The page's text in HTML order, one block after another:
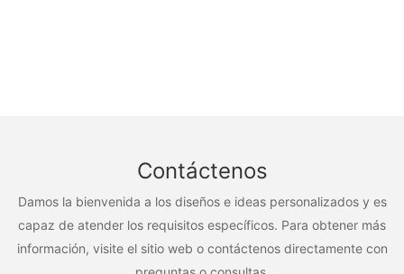
Contáctenos
Damos la bienvenida a los diseños e ideas personalizados y es
capaz de atender los requisitos específicos. Para obtener más
información, visite el sitio web o contáctenos directamente con